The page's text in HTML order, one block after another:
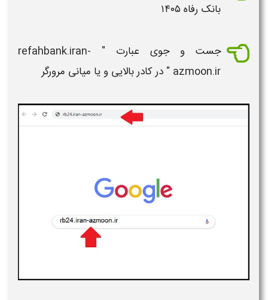
بانک رفاه ۱۴۰۵
جست و جوی عبارت "
refahbank.iran-
azmoon.ir " در کادر بالایی و یا میانی مرورگر